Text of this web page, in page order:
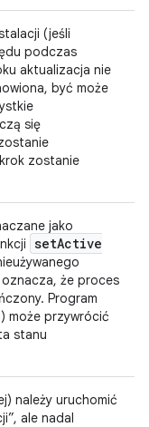
(jeśli
podczas
aktualizacja nie
być może
się
zostanie
jako
setActive
że proces
Program
może przywrócić
stanu
należy uruchomić
ale nadal